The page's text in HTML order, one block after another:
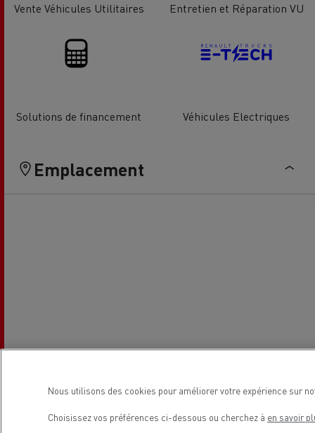
Vente Véhicules Utilitaires Entretien et Réparation VU
Solutions de financement Véhicules Electriques
Emplacement
Nous utilisons des cookies pour améliorer votre expérience sur
Choisissez vos préférences ci-dessous ou cherchez à en savoir